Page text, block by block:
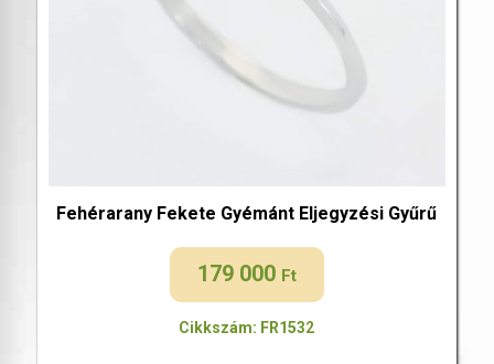
Fehérarany Fekete Gyémánt Eljegyzési Gyűrű
179 000 Ft
Cikkszám: FR1532